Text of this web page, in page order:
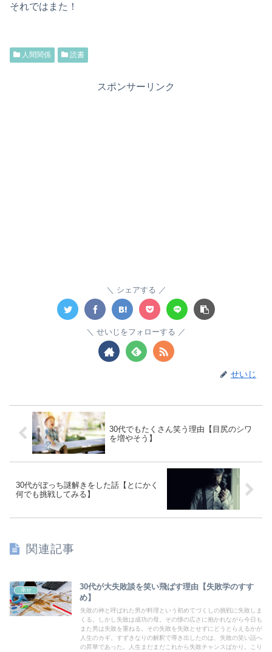
それではまた！
人間関係 読書
スポンサーリンク
シェアする
せいじをフォローする
せいじ
30代でもたくさん笑う理由【目尻のシワ
を増やそう】
30代がぼっち謎解きをした話【とにかく
何でも挑戦してみる】
関連記事
幸せ
30代が大失敗談を笑い飛ばす理由【失敗学のすす
め】
失敗の神と呼ばれた男が料理という初めてづくしの挑戦に失敗しま
くる。しかし失敗は成功の母。その懐の広さに抱かれながら今日も
また男は失敗を重ねる。その失敗を失敗とせずにどうとらえるかが
人生のカギ。すずきなりの解釈で導き出したのは、失敗の笑い話へ
の昇華であった。人生まだまだこれから失敗チャンスばかり。こり